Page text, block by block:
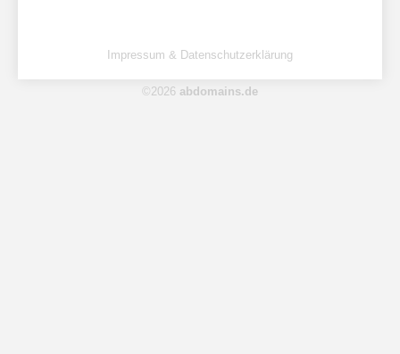
Impressum & Datenschutzerklärung
©2026 abdomains.de